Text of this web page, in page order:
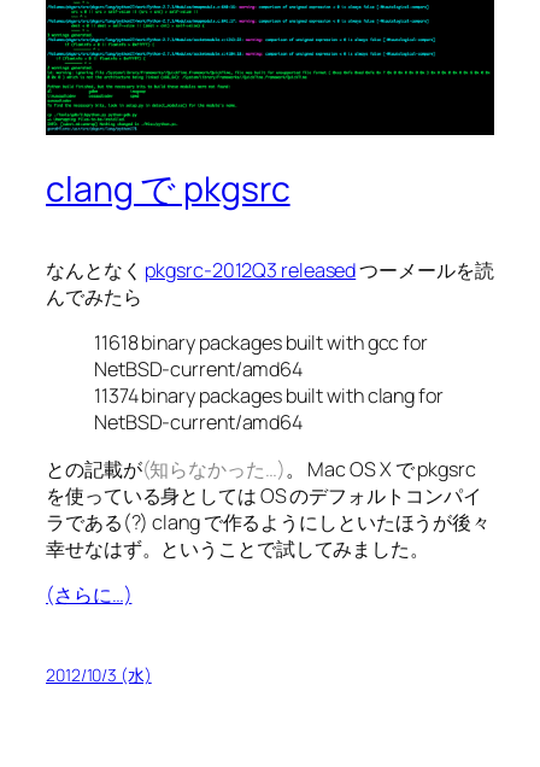
clang で pkgsrc
なんとなく pkgsrc-2012Q3 releasedつーメールを読
んでみたら
11618 binary packages built with gcc for
NetBSD-current/amd64
11374 binary packages built with clang for
NetBSD-current/amd64
との記載が(知らなかった…)。 Mac OS X で pkgsrc
を使っている身としては OS のデフォルトコンパイ
ラである(?) clang で作るようにしといたほうが後々
幸せなはず。ということで試してみました。
(さらに…)
2012/10/3 (水)